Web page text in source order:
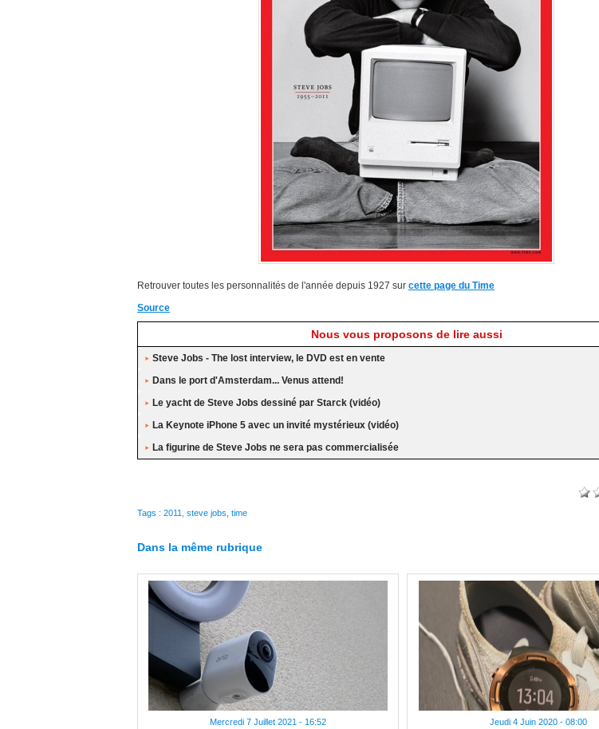
Retrouver toutes les personnalités de l'année depuis 1927 sur cette page du Time
Source
Nous vous proposons de lire aussi
Steve Jobs - The lost interview, le DVD est en vente
Dans le port d'Amsterdam... Venus attend!
Le yacht de Steve Jobs dessiné par Starck (vidéo)
La Keynote iPhone 5 avec un invité mystérieux (vidéo)
La figurine de Steve Jobs ne sera pas commercialisée
Tags : 2011 steve jobs time
Dans la même rubrique
Mercredi 7 Juillet 2021 - 16:52 Jeudi 4 Juin 2020 - 08:00